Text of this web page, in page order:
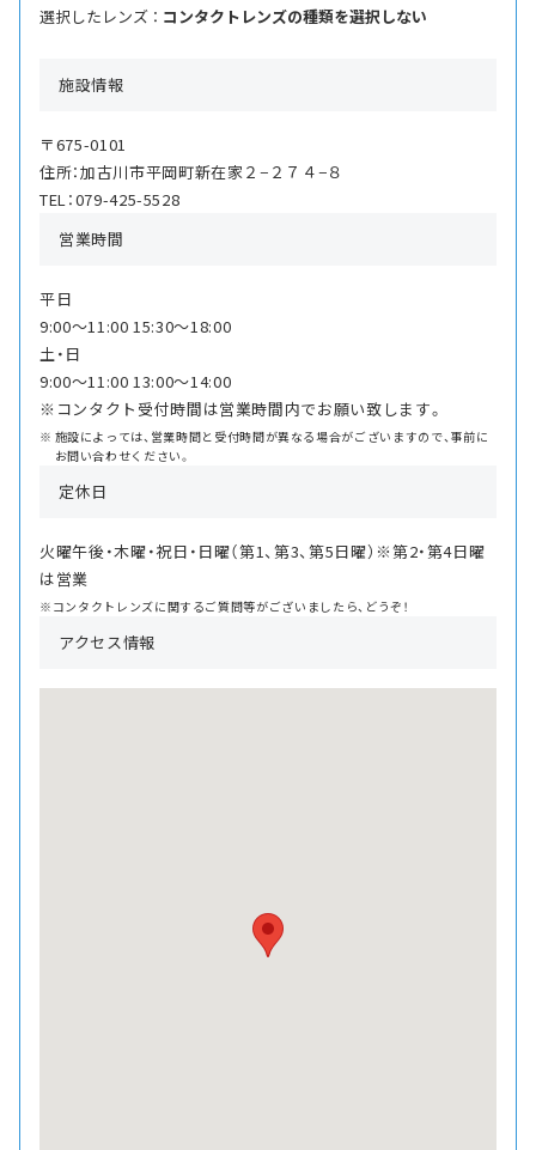
選択したレンズ ： コンタクトレンズの種類を選択しない
施設情報
〒675-0101
住所：加古川市平岡町新在家２−２７４−８
TEL：079-425-5528
営業時間
平日
9:00〜11:00 15:30〜18:00
土・日
9:00〜11:00 13:00〜14:00
※コンタクト受付時間は営業時間内でお願い致します。
施設によっては、営業時間と受付時間が異なる場合がございますので、事前に
お問い合わせください。
定休日
火曜午後・木曜・祝日・日曜（第1、第3、第5日曜）※第2・第4日曜
は営業
※コンタクトレンズに関するご質問等がございましたら、どうぞ！
アクセス情報